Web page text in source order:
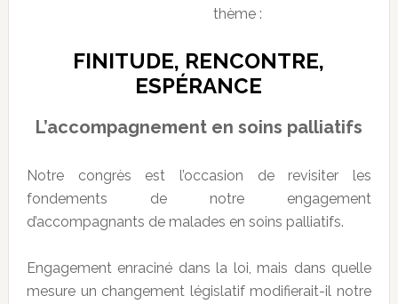
thème :
FINITUDE, RENCONTRE,
ESPÉRANCE
L’accompagnement en soins palliatifs
Notre congrès est l’occasion de revisiter les
fondements de notre engagement
d’accompagnants de malades en soins palliatifs.
Engagement enraciné dans la loi, mais dans quelle
mesure un changement législatif modifierait-il notre